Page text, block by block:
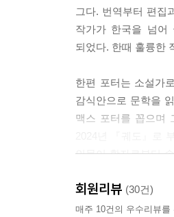
그다. 번역부터 편집
작가가 한국을 넘어
되었다. 한때 훌륭한
한편 포터는 소설가
감식안으로 문학을
맥스 포터를 꼽으며
인물이 활자로부터
지금까지 네 권의 소
회원리뷰 (30건)
매주 10건의 우수리뷰